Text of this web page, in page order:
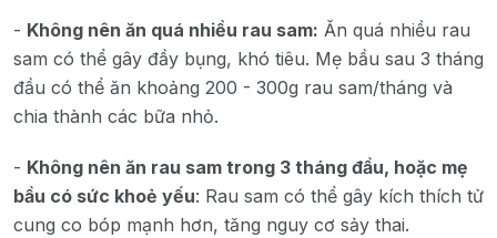
- Không nên ăn quá nhiều rau sam: Ăn quá nhiều rau
sam có thể gây đầy bụng, khó tiêu. Mẹ bầu sau 3 tháng
đầu có thể ăn khoảng 200 - 300g rau sam/tháng và
chia thành các bữa nhỏ.
- Không nên ăn rau sam trong 3 tháng đầu, hoặc mẹ
bầu có sức khoẻ yếu: Rau sam có thể gây kích thích tử
cung co bóp mạnh hơn, tăng nguy cơ sảy thai.